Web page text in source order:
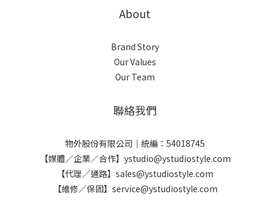
About
Brand Story
Our Values
Our Team
聯絡我們
物外股份有限公司｜統編：54018745
【媒體／企業／合作】ystudio@ystudiostyle.com
【代理／通路】sales@ystudiostyle.com
【維修／保固】service@ystudiostyle.com